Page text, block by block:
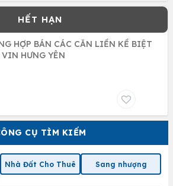
CỤ TÌM KIẾM
Nhà Đất Cho Thuê Sang nhượng
HỢP BÁN CÁC CĂN LIỀN KỀ BIỆT
HƯNG YÊN